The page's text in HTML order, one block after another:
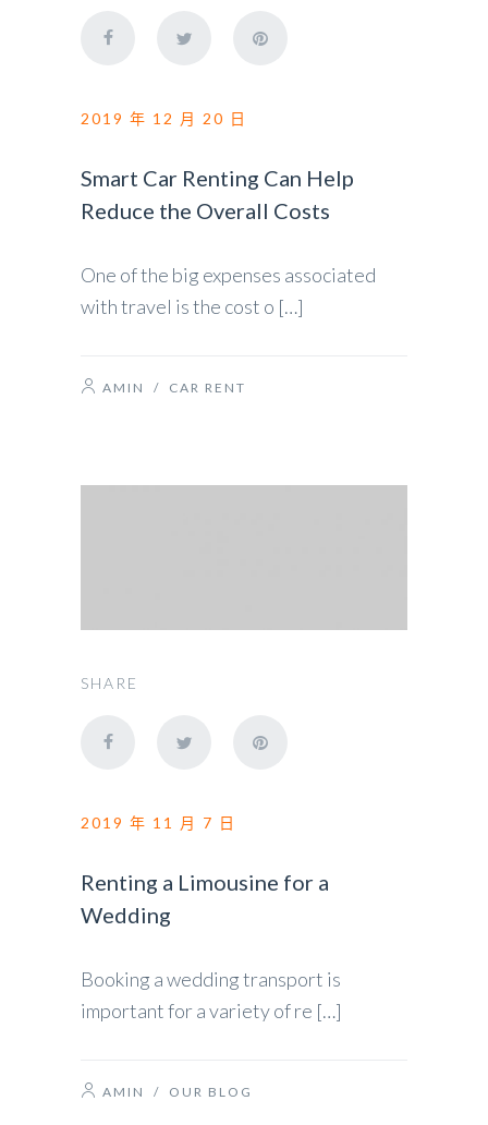
2019 年 12 月 20 日
Smart Car Renting Can Help
Reduce the Overall Costs
One of the big expenses associated
with travel is the cost o […]
AMIN / CAR RENT
SHARE
2019 年 11 月 7 日
Renting a Limousine for a
Wedding
Booking a wedding transport is
important for a variety of re […]
AMIN / OUR BLOG